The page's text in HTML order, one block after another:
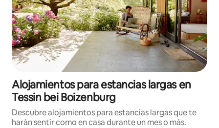
Alojamientos para estancias largas en
Tessin bei Boizenburg
Descubre alojamientos para estancias largas que te
harán sentir como en casa durante un mes o más.